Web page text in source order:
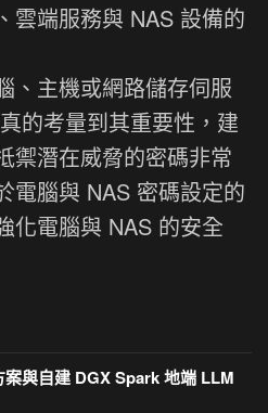
雲端服務與 NAS 設備的
、主機或網路儲存伺服
的考量到其重要性，建
禦潛在威脅的密碼非常
電腦與 NAS 密碼設定的
化電腦與 NAS 的安全
與自建 DGX Spark 地端 LLM